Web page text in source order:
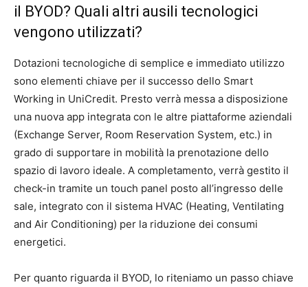
il BYOD? Quali altri ausili tecnologici
vengono utilizzati?
Dotazioni tecnologiche di semplice e immediato utilizzo
sono elementi chiave per il successo dello Smart
Working in UniCredit. Presto verrà messa a disposizione
una nuova app integrata con le altre piattaforme aziendali
(Exchange Server, Room Reservation System, etc.) in
grado di supportare in mobilità la prenotazione dello
spazio di lavoro ideale. A completamento, verrà gestito il
check-in tramite un touch panel posto all’ingresso delle
sale, integrato con il sistema HVAC (Heating, Ventilating
and Air Conditioning) per la riduzione dei consumi
energetici.
Per quanto riguarda il BYOD, lo riteniamo un passo chiave